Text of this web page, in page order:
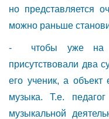
но представляется
можно раньше
- чтобы уже на
присутствовали два
его ученик, а
музыка. Т.е.
музыкальной